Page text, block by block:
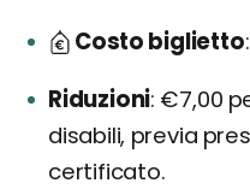
Costo biglietto
Riduzioni €7,00
disabili, previa
certificato.